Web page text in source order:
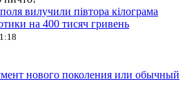
вилучили півтора кілограма
на 400 тисяч гривень
нового поколения или обычный